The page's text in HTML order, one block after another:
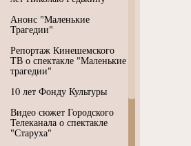
Анонс "Маленькие
Трагедии"
Репортаж Кинешемского
ТВ о спектакле "Маленькие
трагедии"
10 лет Фонду Культуры
Видео сюжет Городского
Телеканала о спектакле
"Старуха"